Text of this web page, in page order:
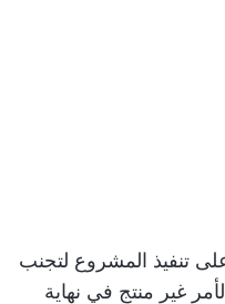
تنفيذ المشروع لتجنب
غير منتج في نهاية